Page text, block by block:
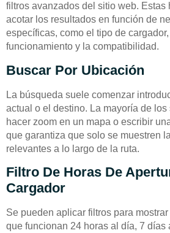
filtros avanzados del sitio web. Estas
acotar los resultados en función de
específicas, como el tipo de
funcionamiento y la compatibilidad.
Buscar Por Ubicación
La búsqueda suele comenzar
actual o el destino. La mayoría de
hacer zoom en un mapa o escribir
que garantiza que solo se muestren
relevantes a lo largo de la ruta.
Filtro De Horas De
Cargador
Se pueden aplicar filtros para
que funcionan 24 horas al día, 7 días